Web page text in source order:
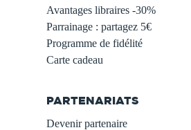
Avantages libraires -30%
Parrainage : partagez 5€
Programme de fidélité
Carte cadeau
PARTENARIATS
Devenir partenaire